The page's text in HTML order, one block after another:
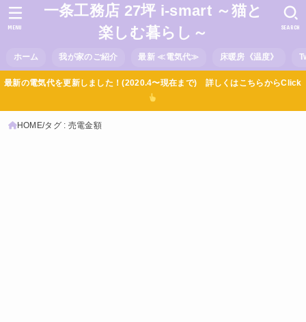
一条工務店 27坪 i-smart ～猫と
楽しむ暮らし～
ホーム 我が家のご紹介 最新 ≪電気代≫ 床暖房《温度》
SEARCH
MENU
最新の電気代を更新しました！(2020.4〜現在まで) 詳しくはこちらからClick
HOME タグ : 売電金額